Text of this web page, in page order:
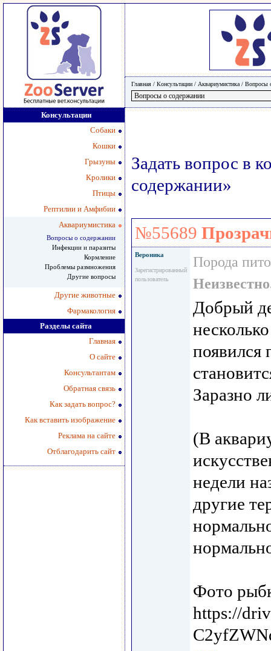
Главная / Консультации / Аквариумистика / Вопросы
Консультации
Собаки
Кошки
Грызуны
Кролики
Птицы
Рептилии и Амфибии
Аквариумистика
Вопросы о содержании
Инфекции и паразиты
Кормление
Проблемы размножения
Другие вопросы
Другие животные
Фармакология
Разделы сайта
Главная
О сайте
Консультантам
Обратная связь
Как задать вопрос?
Как вставить изображение
Реклама на сайте
Отблагодарить сайт
Задать вопрос в
содержании»
№55689
Вероника
Зарегистрированный
пользователь
Порода
Добрый
появился
Заразно
(В
недели
другие
Фото
https://